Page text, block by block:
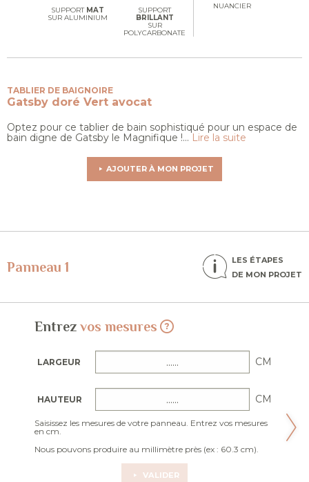
SUPPORT MAT
SUR ALUMINIUM
SUPPORT
BRILLANT
SUR
POLYCARBONATE
NUANCIER
TABLIER DE BAIGNOIRE
Gatsby doré Vert avocat
Optez pour ce tablier de bain sophistiqué pour un espace de
bain digne de Gatsby le Magnifique !... Lire la suite
AJOUTER À MON PROJET
Panneau 1
LES ÉTAPES
DE MON PROJET
Entrez vos mesures
LARGEUR CM
HAUTEUR CM
Saisissez les mesures de votre panneau. Entrez vos mesures
en cm.
Nous pouvons produire au millimètre près (ex : 60.3 cm).
VALIDER